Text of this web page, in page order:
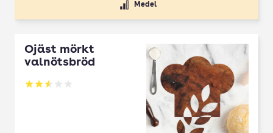
Medel
Ojäst mörkt
valnötsbröd
Betyg: 2.6 av 5